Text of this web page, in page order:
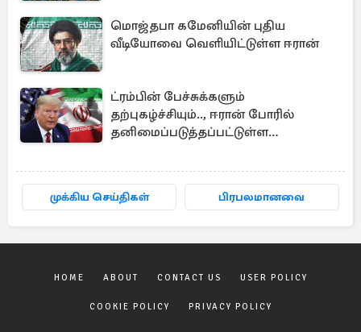
மொஜ்தபா கமேனியின் புதிய
வீடியோவை வெளியிட்டுள்ள ஈரான்
ட்ரம்பின் பேச்சுக்களும்
தற்புகழ்ச்சியும்.., ஈரான் போரில்
தனிமைப்படுத்தப்பட்டுள்ள
முக்கிய செய்திகள் பிரபலமானவை
HOME ABOUT CONTACT US USER POLICY
COOKIE POLICY PRIVACY POLICY